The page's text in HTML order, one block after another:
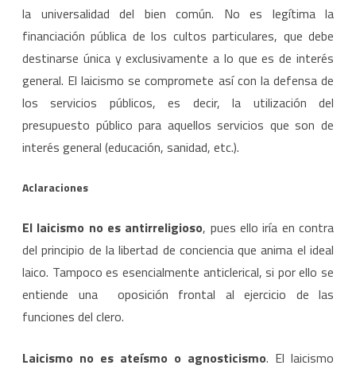
la universalidad del bien común. No es legítima la
financiación pública de los cultos particulares, que debe
destinarse única y exclusivamente a lo que es de interés
general. El laicismo se compromete así con la defensa de
los servicios públicos, es decir, la utilización del
presupuesto público para aquellos servicios que son de
interés general (educación, sanidad, etc.).
Aclaraciones
El laicismo no es antirreligioso, pues ello iría en contra
del principio de la libertad de conciencia que anima el ideal
laico. Tampoco es esencialmente anticlerical, si por ello se
entiende una oposición frontal al ejercicio de las
funciones del clero.
Laicismo no es ateísmo o agnosticismo. El laicismo